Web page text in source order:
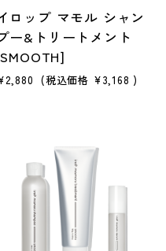
ロップ マモル シャン
ー&トリートメント
(税込価格 ¥3,168 )